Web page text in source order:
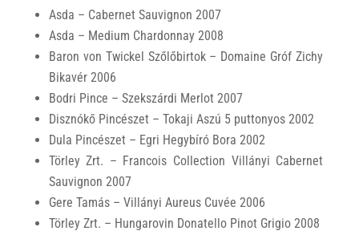
Asda – Cabernet Sauvignon 2007
Asda – Medium Chardonnay 2008
Baron von Twickel Szőlőbirtok – Domaine Gróf Zichy
Bikavér 2006
Bodri Pince – Szekszárdi Merlot 2007
Disznókő Pincészet – Tokaji Aszú 5 puttonyos 2002
Dula Pincészet – Egri Hegybíró Bora 2002
Törley Zrt. – Francois Collection Villányi Cabernet
Sauvignon 2007
Gere Tamás – Villányi Aureus Cuvée 2006
Törley Zrt. – Hungarovin Donatello Pinot Grigio 2008